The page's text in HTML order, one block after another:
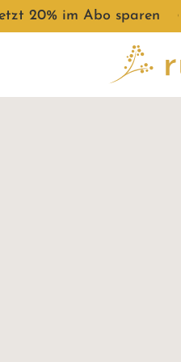
20% im Abo sparen ●